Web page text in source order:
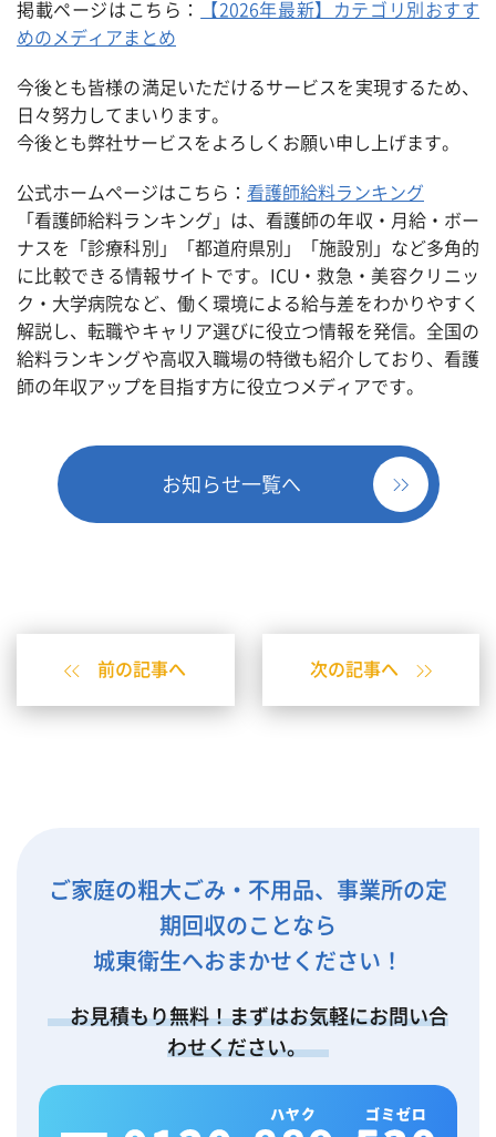
掲載ページはこちら：
【2026年最新】カテゴリ別おすす
めのメディアまとめ
今後とも皆様の満足いただけるサービスを実現するため、
日々努力してまいります。
今後とも弊社サービスをよろしくお願い申し上げます。
公式ホームページはこちら： 看護師給料ランキング
「看護師給料ランキング」は、看護師の年収・月給・ボー
ナスを「診療科別」「都道府県別」「施設別」など多角的
に比較できる情報サイトです。ICU・救急・美容クリニッ
ク・大学病院など、働く環境による給与差をわかりやすく
解説し、転職やキャリア選びに役立つ情報を発信。全国の
給料ランキングや高収入職場の特徴も紹介しており、看護
師の年収アップを目指す方に役立つメディアです。
お知らせ一覧へ
前の記事へ 次の記事へ
ご家庭の粗大ごみ・不用品、事業所の定
期回収のことなら
城東衛生へおまかせください！
お見積もり無料！まずはお気軽にお問い合
わせください。